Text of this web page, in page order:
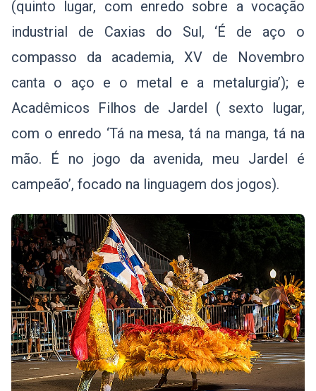
(quinto lugar, com enredo sobre a vocação
industrial de Caxias do Sul, ‘É de aço o
compasso da academia, XV de Novembro
canta o aço e o metal e a metalurgia’); e
Acadêmicos Filhos de Jardel ( sexto lugar,
com o enredo ‘Tá na mesa, tá na manga, tá na
mão. É no jogo da avenida, meu Jardel é
campeão’, focado na linguagem dos jogos).